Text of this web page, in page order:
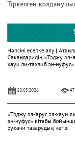
Тіркелген
Нәпсіні есепке алу |
Сакандаридің «Тәджу әл-
хауи ли-тахзиб ән-нуфус»
20.03.2026
«Тәджу әл-‘арус әл-хауи
ән-нуфус» кітабы
рухани тазарудың негізі